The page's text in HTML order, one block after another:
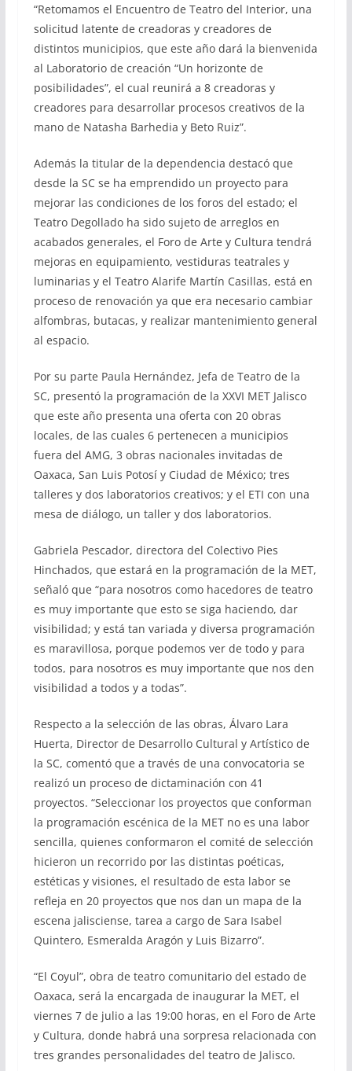
“Retomamos el Encuentro de Teatro del Interior, una
solicitud latente de creadoras y creadores de
distintos municipios, que este año dará la bienvenida
al Laboratorio de creación “Un horizonte de
posibilidades”, el cual reunirá a 8 creadoras y
creadores para desarrollar procesos creativos de la
mano de Natasha Barhedia y Beto Ruiz”.
Además la titular de la dependencia destacó que
desde la SC se ha emprendido un proyecto para
mejorar las condiciones de los foros del estado; el
Teatro Degollado ha sido sujeto de arreglos en
acabados generales, el Foro de Arte y Cultura tendrá
mejoras en equipamiento, vestiduras teatrales y
luminarias y el Teatro Alarife Martín Casillas, está en
proceso de renovación ya que era necesario cambiar
alfombras, butacas, y realizar mantenimiento general
al espacio.
Por su parte Paula Hernández, Jefa de Teatro de la
SC, presentó la programación de la XXVI MET Jalisco
que este año presenta una oferta con 20 obras
locales, de las cuales 6 pertenecen a municipios
fuera del AMG, 3 obras nacionales invitadas de
Oaxaca, San Luis Potosí y Ciudad de México; tres
talleres y dos laboratorios creativos; y el ETI con una
mesa de diálogo, un taller y dos laboratorios.
Gabriela Pescador, directora del Colectivo Pies
Hinchados, que estará en la programación de la MET,
señaló que “para nosotros como hacedores de teatro
es muy importante que esto se siga haciendo, dar
visibilidad; y está tan variada y diversa programación
es maravillosa, porque podemos ver de todo y para
todos, para nosotros es muy importante que nos den
visibilidad a todos y a todas”.
Respecto a la selección de las obras, Álvaro Lara
Huerta, Director de Desarrollo Cultural y Artístico de
la SC, comentó que a través de una convocatoria se
realizó un proceso de dictaminación con 41
proyectos. “Seleccionar los proyectos que conforman
la programación escénica de la MET no es una labor
sencilla, quienes conformaron el comité de selección
hicieron un recorrido por las distintas poéticas,
estéticas y visiones, el resultado de esta labor se
refleja en 20 proyectos que nos dan un mapa de la
escena jalisciense, tarea a cargo de Sara Isabel
Quintero, Esmeralda Aragón y Luis Bizarro”.
“El Coyul”, obra de teatro comunitario del estado de
Oaxaca, será la encargada de inaugurar la MET, el
viernes 7 de julio a las 19:00 horas, en el Foro de Arte
y Cultura, donde habrá una sorpresa relacionada con
tres grandes personalidades del teatro de Jalisco.